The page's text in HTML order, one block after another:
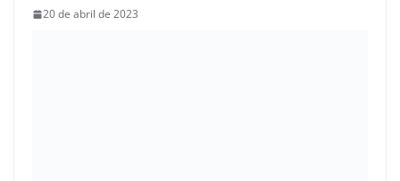
20 de abril de 2023